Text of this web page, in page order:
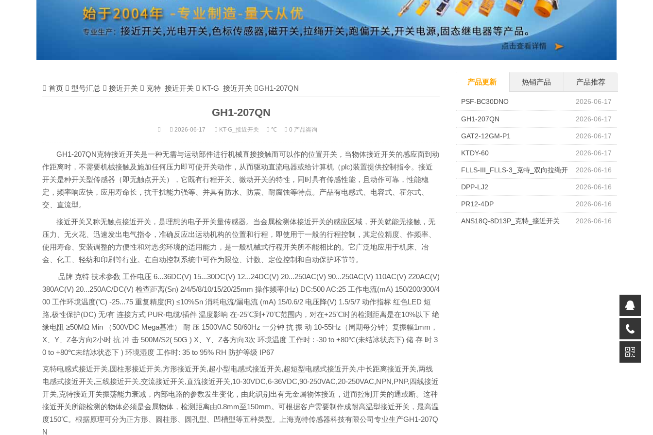
首页 型号汇总 接近开关 克特_接近开关 KT-G_接近开关 GH1-207QN
GH1-207QN
2026-06-17 KT-G_接近开关 ℃ 0 产品咨询
GH1-207QN克特接近开关是一种无需与运动部件进行机械直接接触而可以作的位置开关，当物体接近开关的感应面到动
作距离时，不需要机械接触及施加任何压力即可使开关动作，从而驱动直流电器或给计算机（plc)装置提供控制指令。接近
开关是种开关型传感器（即无触点开关），它既有行程开关、微动开关的特性，同时具有传感性能，且动作可靠，性能稳
定，频率响应快，应用寿命长，抗干扰能力强等、并具有防水、防震、耐腐蚀等特点。产品有电感式、电容式、霍尔式、
交、直流型。
接近开关又称无触点接近开关，是理想的电子开关量传感器。当金属检测体接近开关的感应区域，开关就能无接触，无
压力、无火花、迅速发出电气指令，准确反应出运动机构的位置和行程，即使用于一般的行程控制，其定位精度、作频率、
使用寿命、安装调整的方便性和对恶劣环境的适用能力，是一般机械式行程开关所不能相比的。它广泛地应用于机床、冶
金、化工、轻纺和印刷等行业。在自动控制系统中可作为限位、计数、定位控制和自动保护环节等。
品牌 克特 技术参数 工作电压 6...36DC(V) 15...30DC(V) 12...24DC(V) 20...250AC(V) 90...250AC(V) 110AC(V) 220AC(V)
380AC(V) 20...250AC/DC(V) 检查距离(Sn) 2/4/5/8/10/15/20/25mm 操作频率(Hz) DC:500 AC:25 工作电流(mA) 150/200/300/4
00 工作环境温度(℃) -25...75 重复精度(R) ≤10%Sn 消耗电流/漏电流 (mA) 15/0.6/2 电压降(V) 1.5/5/7 动作指标 红色LED 短
路,极性保护(DC) 无/有 连接方式 PUR-电缆/插件 温度影响 在-25℃到+70℃范围内，对在+25℃时的检测距离是在10%以下 绝
缘电阻 ≥50MΩ Min （500VDC Mega基准） 耐 压 1500VAC 50/60Hz 一分钟 抗 振 动 10-55Hz（周期每分钟）复振幅1mm，
X、Y、Z各方向2小时 抗 冲 击 500M/S2( 50G ) X、Y、Z各方向3次 环境温度 工作时 : -30 to +80℃(未结冰状态下) 储 存 时 3
0 to +80℃未结冰状态下 ) 环境湿度 工作时: 35 to 95% RH 防护等级 IP67
克特电感式接近开关,圆柱形接近开关,方形接近开关,超小型电感式接近开关,超短型电感式接近开关,中长距离接近开关,两线
电感式接近开关,三线接近开关,交流接近开关,直流接近开关,10-30VDC,6-36VDC,90-250VAC,20-250VAC,NPN,PNP,四线接近
开关,克特接近开关振荡能力衰减，内部电路的参数发生变化，由此识别出有无金属物体接近，进而控制开关的通或断。这种
接近开关所能检测的物体必须是金属物体，检测距离由0.8mm至150mm。可根据客户需要制作成耐高温型接近开关，最高温
度150℃。根据原理可分为正方形、圆柱形、圆孔型、凹槽型等五种类型。上海克特传感器科技有限公司专业生产GH1-207Q
N
产品更新 热销产品 产品推荐
2026-06-17
PSF-BC30DNO
2026-06-17
GH1-207QN
2026-06-17
GAT2-12GM-P1
2026-06-17
KTDY-60
2026-06-16
FLLS-III_FLLS-3_克特_双向拉绳开
关_拉线开关 2026-06-16
DPP-LJ2
2026-06-16
PR12-4DP
2026-06-16
ANS18Q-8D13P_克特_接近开关